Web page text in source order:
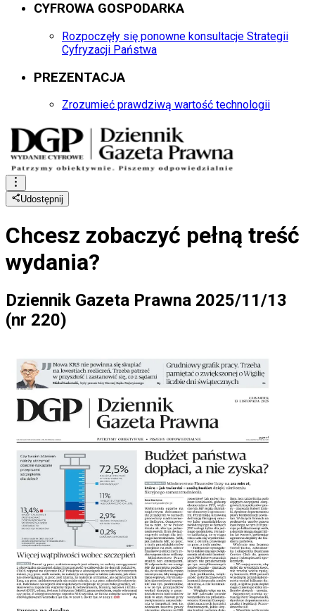
CYFROWA GOSPODARKA
Rozpoczęły się ponowne konsultacje Strategii
Cyfryzacji Państwa
PREZENTACJA
Zrozumieć prawdziwą wartość technologii
Udostępnij
Chcesz zobaczyć pełną treść
wydania?
Dziennik Gazeta Prawna 2025/11/13
(nr 220)